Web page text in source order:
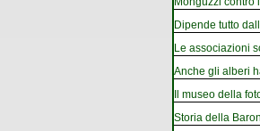
Dipende tutto
Le associazioni
Anche gli alberi
Il museo della
Storia della